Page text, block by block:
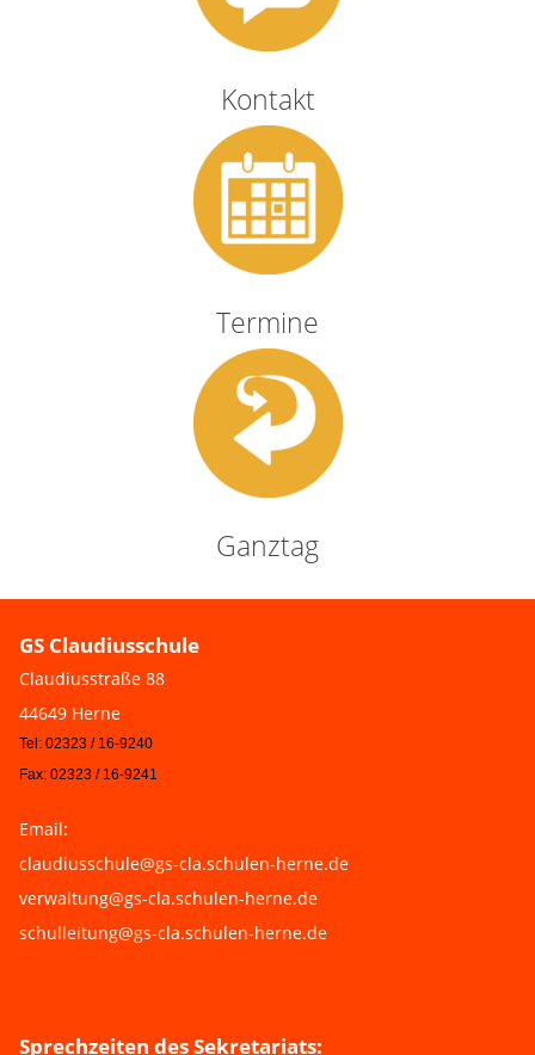
Kontakt
Termine
Ganztag
GS Claudiusschule
Claudiusstraße 88
44649 Herne
Tel: 02323 / 16-9240
Fax: 02323 / 16-9241
Email:
claudiusschule@gs-cla.schulen-herne.de
verwaltung@gs-cla.schulen-herne.de
schulleitung@gs-cla.schulen-herne.de
Sprechzeiten des Sekretariats: